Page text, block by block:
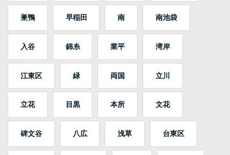
巣鴨 早稲田 南 南池袋
入谷 錦糸 業平 湾岸
江東区 緑 両国 立川
立花 目黒 本所 文花
碑文谷 八広 浅草 台東区